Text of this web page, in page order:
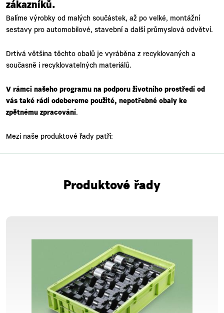
zákazníků.
Balíme výrobky od malých součástek, až po velké, montážní
sestavy pro automobilové, stavební a další průmyslová odvětví.
Drtivá většina těchto obalů je vyráběna z recyklovaných a
současně i recyklovatelných materiálů.
V rámci našeho programu na podporu životního prostředí od
vás také rádi odebereme použité, nepotřebné obaly ke
zpětnému zpracování.
Mezi naše produktové řady patří:
Produktové řady